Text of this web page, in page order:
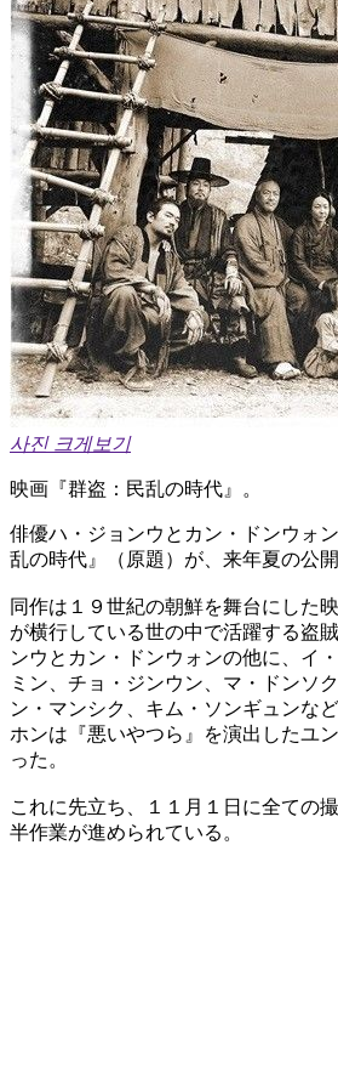
사진 크게보기
映画『群盗：民乱の時代』。
俳優ハ・ジョンウとカン・ドンウォ
乱の時代』（原題）が、来年夏の公
同作は１９世紀の朝鮮を舞台にした
が横行している世の中で活躍する盗
ンウとカン・ドンウォンの他に、イ
ミン、チョ・ジンウン、マ・ドンソ
ン・マンシク、キム・ソンギュンな
ホンは『悪いやつら』を演出したユ
った。
これに先立ち、１１月１日に全ての
半作業が進められている。